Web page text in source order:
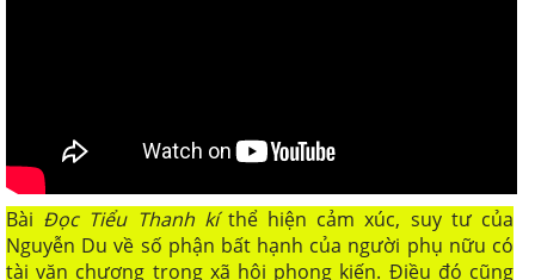
Bài Đọc Tiểu Thanh kíthể hiện cảm xúc, suy tư của
Nguyễn Du về số phận bất hạnh của người phụ nữu có
tài văn chương trong xã hội phong kiến. Điều đó cũng